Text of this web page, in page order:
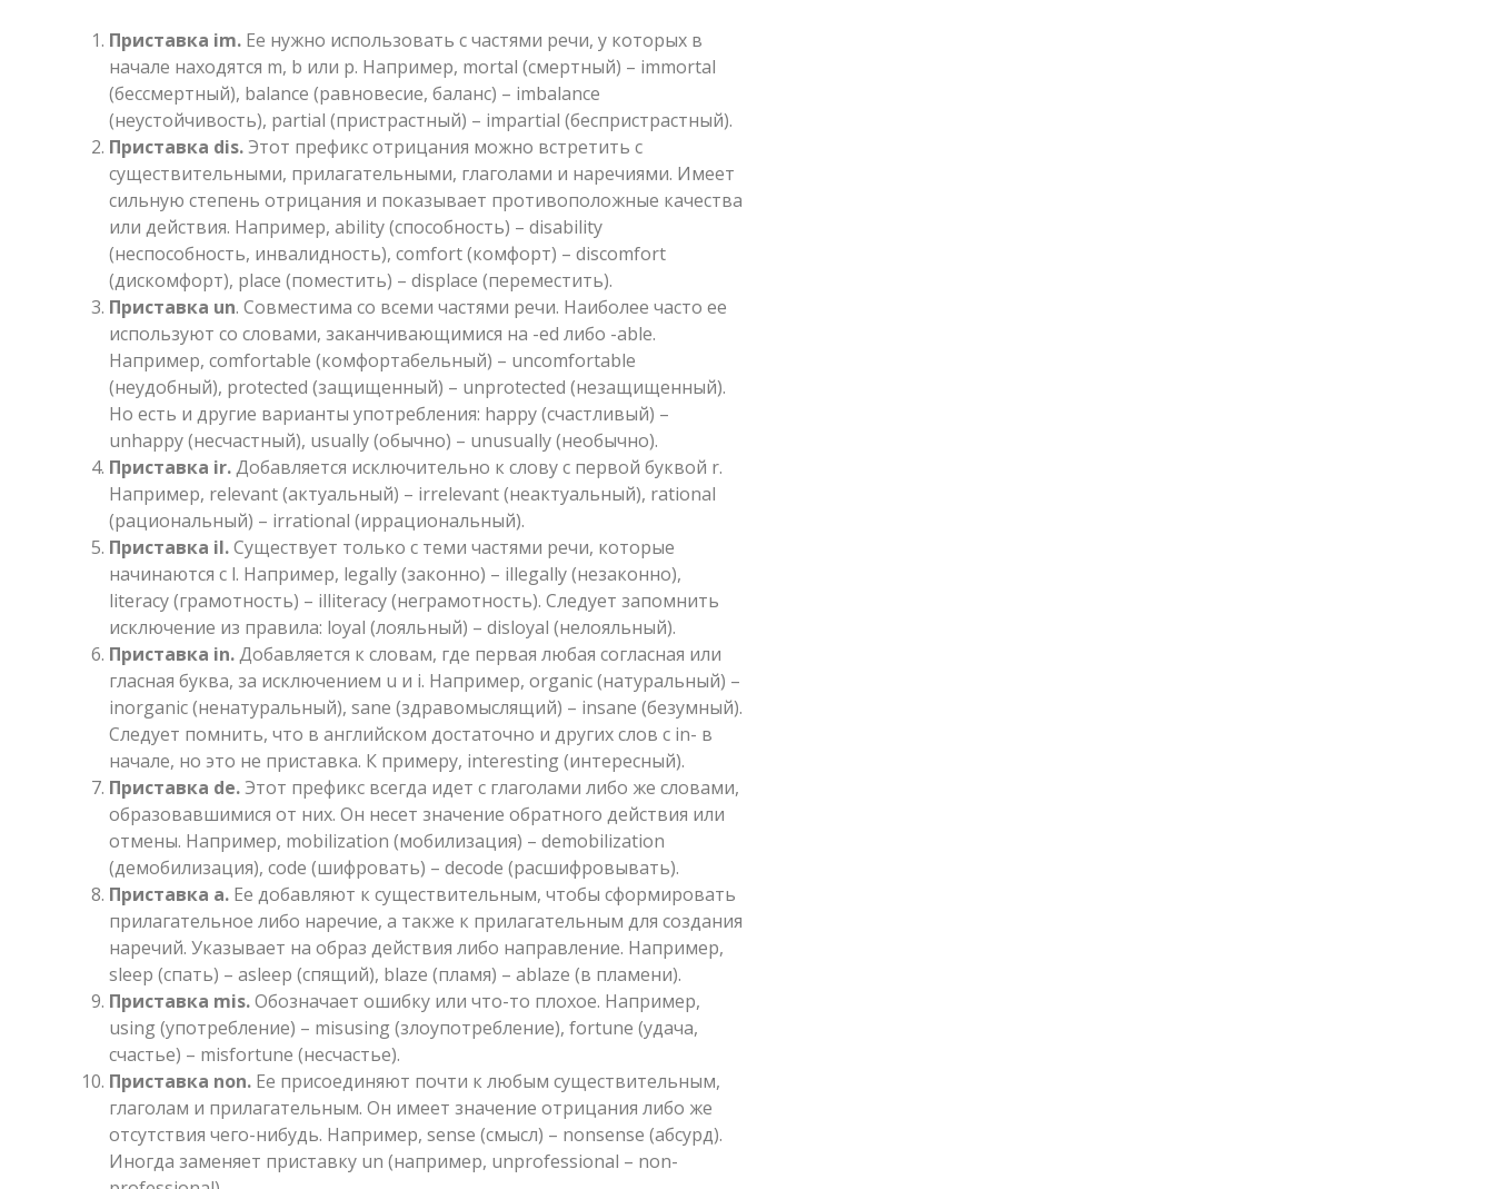
Приставка im. Ее нужно использовать с частями речи, у которых в
начале находятся m, b или p. Например, mortal (смертный) – immortal
(бессмертный), balance (равновесие, баланс) – imbalance
(неустойчивость), partial (пристрастный) – impartial (беспристрастный).
Приставка dis. Этот префикс отрицания можно встретить с
существительными, прилагательными, глаголами и наречиями. Имеет
сильную степень отрицания и показывает противоположные качества
или действия. Например, ability (способность) – disability
(неспособность, инвалидность), comfort (комфорт) – discomfort
(дискомфорт), place (поместить) – displace (переместить).
Приставка un. Совместима со всеми частями речи. Наиболее часто ее
используют со словами, заканчивающимися на -ed либо -able.
Например, comfortable (комфортабельный) – uncomfortable
(неудобный), protected (защищенный) – unprotected (незащищенный).
Но есть и другие варианты употребления: happy (счастливый) –
unhappy (несчастный), usually (обычно) – unusually (необычно).
Приставка ir.Добавляется исключительно к слову с первой буквой r.
Например, relevant (актуальный) – irrelevant (неактуальный), rational
(рациональный) – irrational (иррациональный).
Приставка il.Существует только с теми частями речи, которые
начинаются с l. Например, legally (законно) – illegally (незаконно),
literacy (грамотность) – illiteracy (неграмотность). Следует запомнить
исключение из правила: loyal (лояльный) – disloyal (нелояльный).
Приставка in.Добавляется к словам, где первая любая согласная или
гласная буква, за исключением u и i. Например, organic (натуральный) –
inorganic (ненатуральный), sane (здравомыслящий) – insane (безумный).
Следует помнить, что в английском достаточно и других слов с in- в
начале, но это не приставка. К примеру, interesting (интересный).
Приставка de. Этот префикс всегда идет с глаголами либо же словами,
образовавшимися от них. Он несет значение обратного действия или
отмены. Например, mobilization (мобилизация) – demobilization
(демобилизация), code (шифровать) – decode (расшифровывать).
Приставка а. Ее добавляют к существительным, чтобы сформировать
прилагательное либо наречие, а также к прилагательным для создания
наречий. Указывает на образ действия либо направление. Например,
sleep (спать) – asleep (спящий), blaze (пламя) – ablaze (в пламени).
Приставка mis.Обозначает ошибку или что-то плохое. Например,
using (употребление) – misusing (злоупотребление), fortune (удача,
счастье) – misfortune (несчастье).
Приставка non. Ее присоединяют почти к любым существительным,
глаголам и прилагательным. Он имеет значение отрицания либо же
отсутствия чего-нибудь. Например, sense (смысл) – nonsense (абсурд).
Иногда заменяет приставку un (например, unprofessional – non-